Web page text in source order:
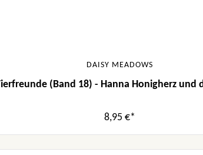
DAISY MEADOWS
(Band 18) - Hanna Honigherz und
8,95 €*